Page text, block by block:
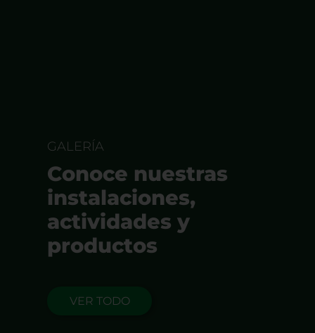
GALERÍA
Conoce nuestras
instalaciones,
actividades y
productos
VER TODO